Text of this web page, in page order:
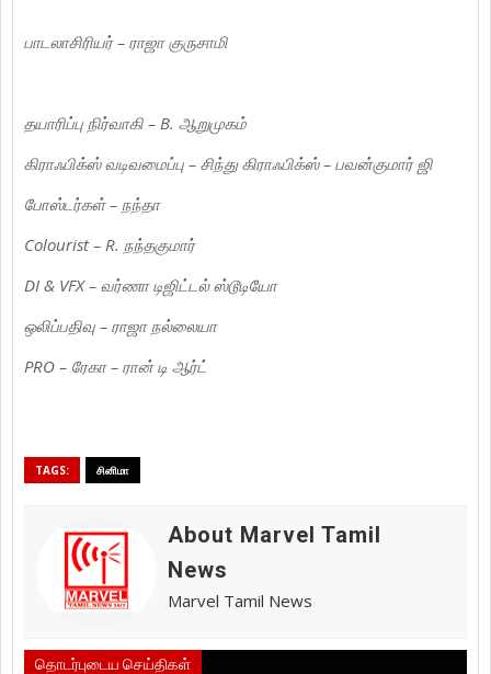
பாடலாசிரியர் – ராஜா குருசாமி
தயாரிப்பு நிர்வாகி – B. ஆறுமுகம்
கிராஃபிக்ஸ் வடிவமைப்பு – சிந்து கிராஃபிக்ஸ் – பவன்குமார் ஜி
போஸ்டர்கள் – நந்தா
Colourist – R. நந்தகுமார்
DI & VFX – வர்ணா டிஜிட்டல் ஸ்டூடியோ
ஒலிப்பதிவு – ராஜா நல்லையா
PRO – ரேகா – ரான் டி ஆர்ட்
TAGS: சினிமா
About Marvel Tamil
News
Marvel Tamil News
தொடர்புடைய செய்திகள்